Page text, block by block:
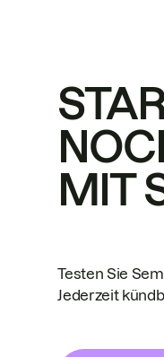
MIT
Testen Sie
Jederzeit